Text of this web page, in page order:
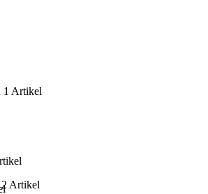
1 Artikel
2 Artikel